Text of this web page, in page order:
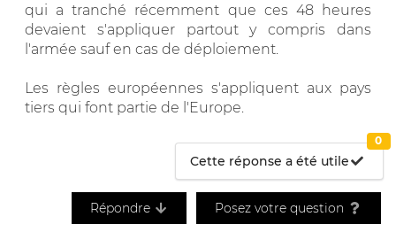
qui a tranché récemment que ces 48 heures
devaient s'appliquer partout y compris dans
l'armée sauf en cas de déploiement.
Les règles européennes s'appliquent aux pays
tiers qui font partie de l'Europe.
Cette réponse a été utile
0
Répondre Posez votre question